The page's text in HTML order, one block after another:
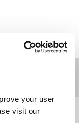
your user
visit our
상단으로 돌아가기